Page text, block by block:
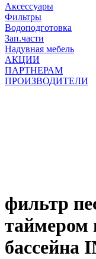
Аксессуары
Фильтры
Водоподготовка
Зап.части
Надувная мебель
АКЦИИ
ПАРТНЕРАМ
ПРОИЗВОДИТЕЛИ
фильтр
таймером
бассейна